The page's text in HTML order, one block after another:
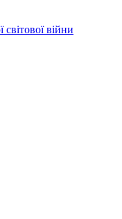
війни